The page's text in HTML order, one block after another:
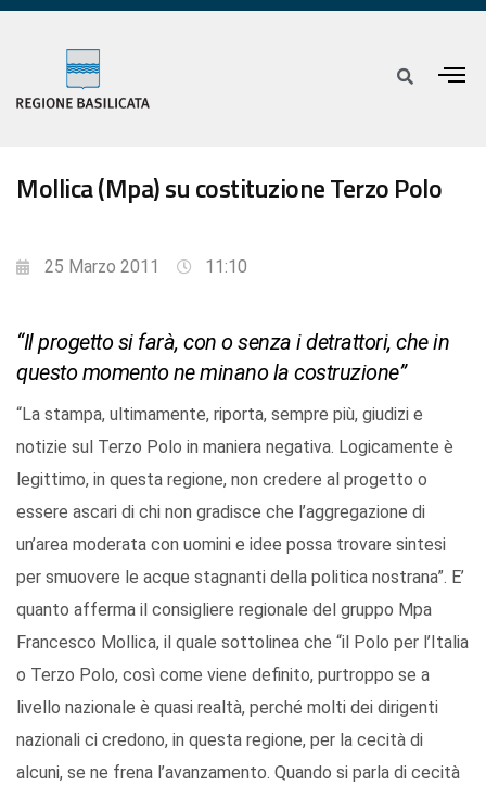
Mollica (Mpa) su costituzione Terzo Polo
25 Marzo 2011 11:10
“Il progetto si farà, con o senza i detrattori, che in
questo momento ne minano la costruzione”
“La stampa, ultimamente, riporta, sempre più, giudizi e
notizie sul Terzo Polo in maniera negativa. Logicamente è
legittimo, in questa regione, non credere al progetto o
essere ascari di chi non gradisce che l’aggregazione di
un’area moderata con uomini e idee possa trovare sintesi
per smuovere le acque stagnanti della politica nostrana”. E’
quanto afferma il consigliere regionale del gruppo Mpa
Francesco Mollica, il quale sottolinea che “il Polo per l’Italia
o Terzo Polo, così come viene definito, purtroppo se a
livello nazionale è quasi realtà, perché molti dei dirigenti
nazionali ci credono, in questa regione, per la cecità di
alcuni, se ne frena l’avanzamento. Quando si parla di cecità